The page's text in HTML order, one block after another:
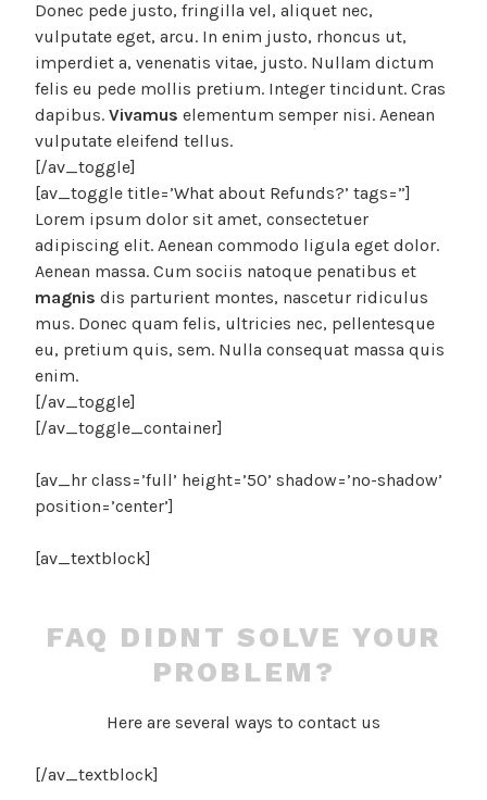
Donec pede justo, fringilla vel, aliquet nec,
vulputate eget, arcu. In enim justo, rhoncus ut,
imperdiet a, venenatis vitae, justo. Nullam dictum
felis eu pede mollis pretium. Integer tincidunt. Cras
dapibus. Vivamus elementum semper nisi. Aenean
vulputate eleifend tellus.
[/av_toggle]
[av_toggle title=’What about Refunds?’ tags=”]
Lorem ipsum dolor sit amet, consectetuer
adipiscing elit. Aenean commodo ligula eget dolor.
Aenean massa. Cum sociis natoque penatibus et
magnis dis parturient montes, nascetur ridiculus
mus. Donec quam felis, ultricies nec, pellentesque
eu, pretium quis, sem. Nulla consequat massa quis
enim.
[/av_toggle]
[/av_toggle_container]
[av_hr class=’full’ height=’50’ shadow=’no-shadow’
position=’center’]
[av_textblock]
FAQ DIDNT SOLVE YOUR
PROBLEM?
Here are several ways to contact us
[/av_textblock]